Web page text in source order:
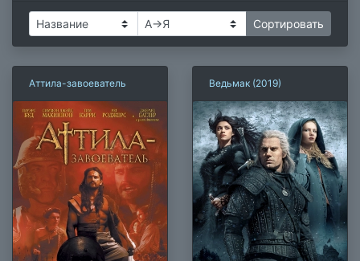
Аттила-завоеватель Ведьмак (2019)